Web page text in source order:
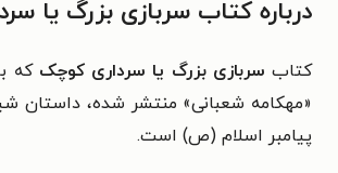
درباره کتاب سربازی بزرگ یا
کتاب سربازی بزرگ یا سرداری کوچک که
«مهکامه شعبانی» منتشر شده، داستان
پیامبر اسلام (ص) است.